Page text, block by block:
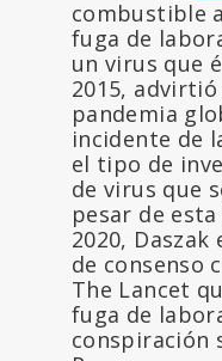
combustible
fuga de
un virus que
2015,
pandemia
incidente de
el tipo de
de virus que
pesar de
2020,
de consenso
The Lancet
fuga de
conspiración